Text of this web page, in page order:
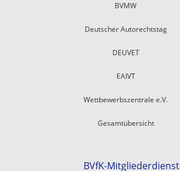
BVMW
Deutscher Autorechtstag
DEUVET
EAIVT
Wettbewerbszentrale e.V.
Gesamtübersicht
BVfK-Mitgliederdienst